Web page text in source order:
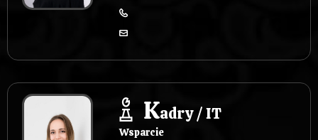
Kadry / IT
Wsparcie